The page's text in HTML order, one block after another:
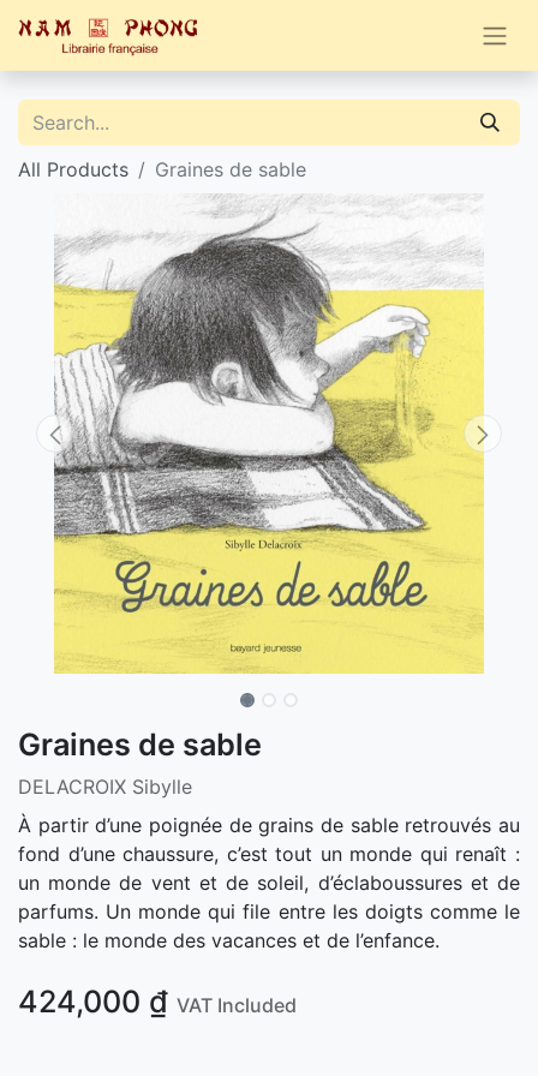
All Products Graines de sable
Graines de sable
DELACROIX Sibylle
À partir d’une poignée de grains de sable retrouvés au
fond d’une chaussure, c’est tout un monde qui renaît :
un monde de vent et de soleil, d’éclaboussures et de
parfums. Un monde qui file entre les doigts comme le
sable : le monde des vacances et de l’enfance.
424,000 ₫ VAT Included